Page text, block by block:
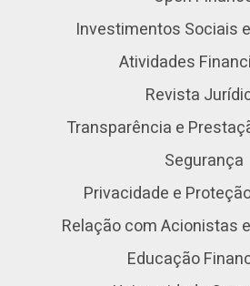
Investimentos Sociais
Atividades
Revista
Transparência e
Segurança
Privacidade e
Relação com Acionistas
Educação